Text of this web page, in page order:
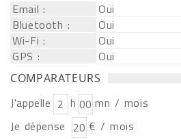
Email :
Oui
Bluetooth :
Oui
Wi-Fi :
Oui
GPS :
Oui
COMPARATEURS
J'appelle h
mn / mois
Je dépense
€ / mois